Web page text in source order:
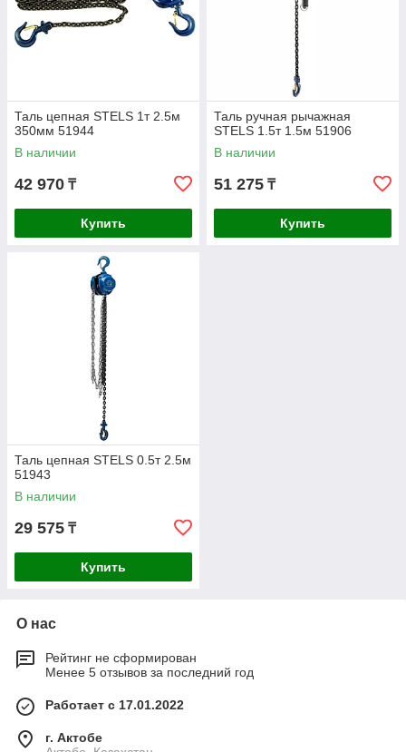
Таль цепная STELS 1т 2.5м
350мм 51944
В наличии
42 970 ₸
Купить
Таль ручная рычажная
STELS 1.5т 1.5м 51906
В наличии
51 275 ₸
Купить
Таль цепная STELS 0.5т 2.5м
51943
В наличии
29 575 ₸
Купить
О нас
Рейтинг не сформирован
Менее 5 отзывов за последний год
Работает с 17.01.2022
г. Актобе